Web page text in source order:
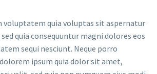
voluptatem quia voluptas sit aspernatur
quia consequuntur magni dolores eos
sequi nesciunt. Neque porro
ipsum quia dolor sit amet,